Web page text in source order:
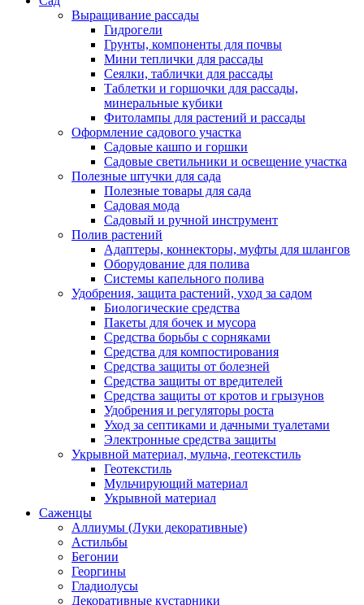
Выращивание рассады
Гидрогели
Грунты, компоненты для почвы
Мини теплички для рассады
Сеялки, таблички для рассады
Таблетки и горшочки для рассады,
минеральные кубики
Фитолампы для растений и рассады
Оформление садового участка
Садовые кашпо и горшки
Садовые светильники и освещение участка
Полезные штучки для сада
Полезные товары для сада
Садовая мода
Садовый и ручной инструмент
Полив растений
Адаптеры, коннекторы, муфты для шлангов
Оборудование для полива
Системы капельного полива
Удобрения, защита растений, уход за садом
Биологические средства
Пакеты для бочек и мусора
Средства борьбы с сорняками
Средства для компостирования
Средства защиты от болезней
Средства защиты от вредителей
Средства защиты от кротов и грызунов
Удобрения и регуляторы роста
Уход за септиками и дачными туалетами
Электронные средства защиты
Укрывной материал, мульча, геотекстиль
Геотекстиль
Мульчирующий материал
Укрывной материал
Саженцы
Аллиумы (Луки декоративные)
Астильбы
Бегонии
Георгины
Гладиолусы
Декоративные кустарники